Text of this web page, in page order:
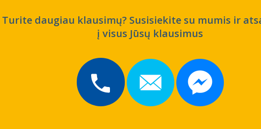
Turite daugiau klausimų? Susisiekite su mumis ir
į visus Jūsų klausimus